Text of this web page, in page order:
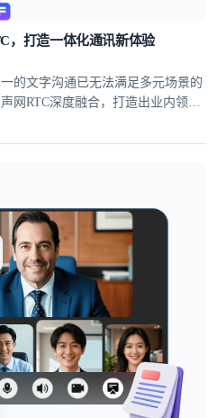
，打造一体化通讯新体验
的文字沟通已无法满足多元场景的
网RTC深度融合，打造出业内领先
交、企业出海与大规模业务的发展